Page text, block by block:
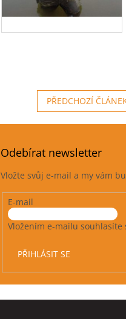
PŘEDCHOZÍ
Odebírat newsletter
Vložte svůj e-mail a my vám
E-mail
Vložením e-mailu souhlasíte
PŘIHLÁSIT SE